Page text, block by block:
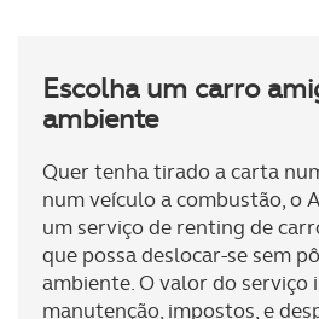
Escolha um carro
ambiente
Quer tenha tirado a carta
num veículo a combustão, o
um serviço de renting de
que possa deslocar-se sem
ambiente. O valor do serviço
manutenção, impostos, e